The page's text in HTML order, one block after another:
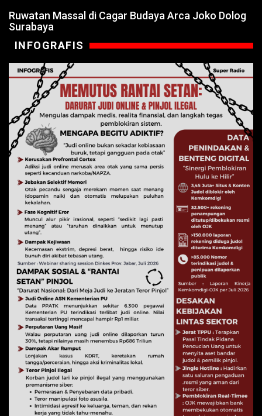
Ruwatan Massal di Cagar Budaya Arca Joko Dolog
Surabaya
INFOGRAFIS